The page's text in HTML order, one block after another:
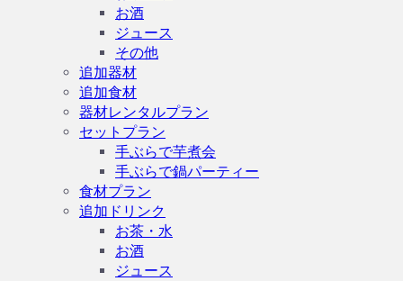
お酒
ジュース
その他
追加器材
追加食材
器材レンタルプラン
セットプラン
手ぶらで芋煮会
手ぶらで鍋パーティー
食材プラン
追加ドリンク
お茶・水
お酒
ジュース